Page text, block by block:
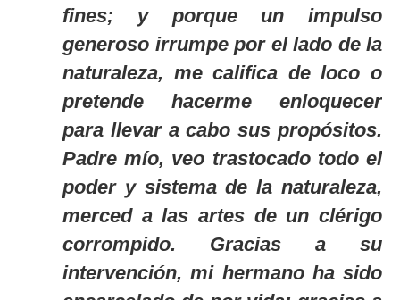
fines; y porque un impulso
generoso irrumpe por el lado de la
naturaleza, me califica de loco o
pretende hacerme enloquecer
para llevar a cabo sus propósitos.
Padre mío, veo trastocado todo el
poder y sistema de la naturaleza,
merced a las artes de un clérigo
corrompido. Gracias a su
intervención, mi hermano ha sido